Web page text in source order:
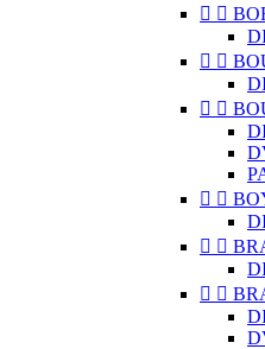
 
 
 
 
 
 